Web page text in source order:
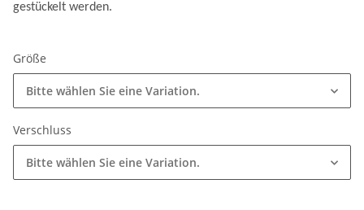
gestückelt werden.
Größe
Bitte wählen Sie eine Variation.
Verschluss
Bitte wählen Sie eine Variation.